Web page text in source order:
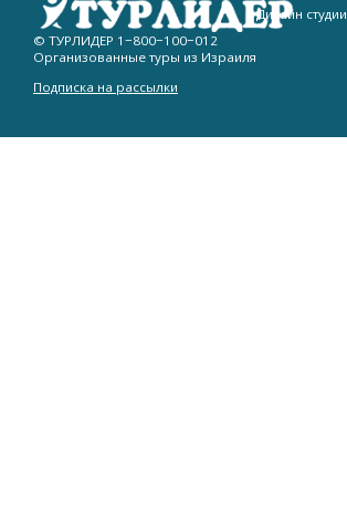
© ТУРЛИДЕР 1−800−100−012
Организованные туры из Израиля
Подписка на рассылки
Дизайн студии